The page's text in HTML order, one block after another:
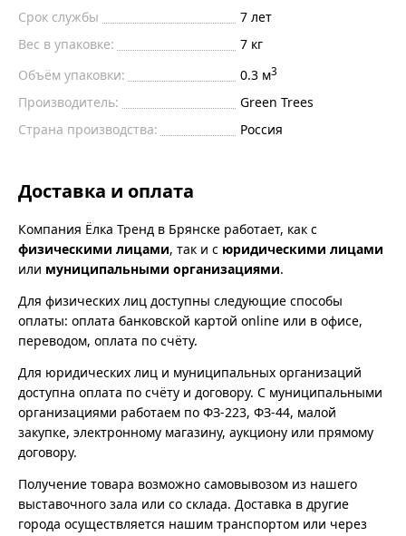
Срок службы
7 лет
Вес в упаковке:
7 кг
Объём упаковки:
0.3 м3
Производитель:
Green Trees
Страна производства:
Россия
Доставка и оплата
Компания Ёлка Тренд в Брянске работает, как с
физическими лицами, так и с юридическими лицами
или муниципальными организациями.
Для физических лиц доступны следующие способы
оплаты: оплата банковской картой online или в офисе,
переводом, оплата по счёту.
Для юридических лиц и муниципальных организаций
доступна оплата по счёту и договору. С муниципальными
организациями работаем по ФЗ-223, ФЗ-44, малой
закупке, электронному магазину, аукциону или прямому
договору.
Получение товара возможно самовывозом из нашего
выставочного зала или со склада. Доставка в другие
города осуществляется нашим транспортом или через